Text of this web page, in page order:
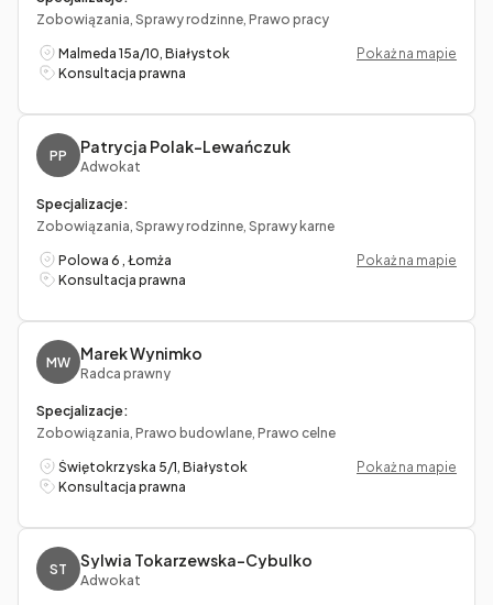
Zobowiązania, Sprawy rodzinne, Prawo pracy
Malmeda 15a/10, Białystok
Pokaż na mapie
Konsultacja prawna
PP Patrycja Polak-Lewańczuk
Adwokat
Specjalizacje:
Zobowiązania, Sprawy rodzinne, Sprawy karne
Polowa 6 , Łomża
Pokaż na mapie
Konsultacja prawna
MW Marek Wynimko
Radca prawny
Specjalizacje:
Zobowiązania, Prawo budowlane, Prawo celne
Świętokrzyska 5/1, Białystok
Pokaż na mapie
Konsultacja prawna
ST Sylwia Tokarzewska-Cybulko
Adwokat